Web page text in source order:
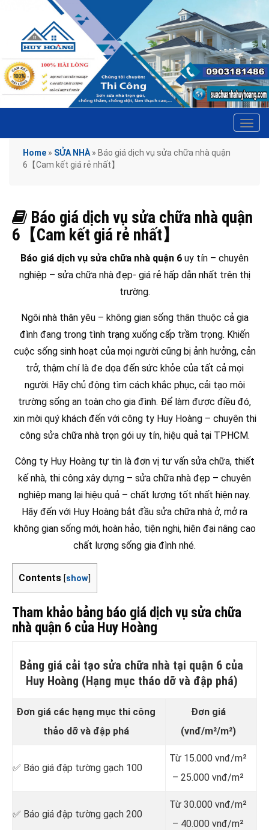
Home » SỬA NHÀ » Báo giá dịch vụ sửa chữa nhà quận
6【Cam kết giá rẻ nhất】
Báo giá dịch vụ sửa chữa nhà quận
6【Cam kết giá rẻ nhất】
Báo giá dịch vụ sửa chữa nhà quận 6 uy tín – chuyên
nghiệp – sửa chữa nhà đẹp- giá rẻ hấp dẫn nhất trên thị
trường.
Ngôi nhà thân yêu – không gian sống thân thuộc cả gia
đình đang trong tình trạng xuống cấp trầm trọng. Khiến
cuộc sống sinh hoạt của mọi người cũng bị ảnh hưởng, cản
trở, thậm chí là đe dọa đến sức khỏe của tất cả mọi
người. Hãy chủ động tìm cách khắc phục, cải tạo môi
trường sống an toàn cho gia đình. Để làm được điều đó,
xin mời quý khách đến với công ty Huy Hoàng – chuyên thi
công sửa chữa nhà trọn gói uy tín, hiệu quả tại TPHCM.
Công ty Huy Hoàng tự tin là đơn vị tư vấn sửa chữa, thiết
kế nhà, thi công xây dựng – sửa chữa nhà đẹp – chuyên
nghiệp mang lại hiệu quả – chất lượng tốt nhất hiện nay.
Hãy đến với Huy Hoàng bắt đầu sửa chữa nhà ở, mở ra
không gian sống mới, hoàn hảo, tiện nghi, hiện đại nâng cao
chất lượng sống gia đình nhé.
Contents [show]
Tham khảo bảng báo giá dịch vụ sửa chữa
nhà quận 6 của Huy Hoàng
Bảng giá cải tạo sửa chữa nhà tại quận 6 của
Huy Hoàng (Hạng mục tháo dỡ và đập phá)
Đơn giá các hạng mục thi công
thảo dỡ và đập phá
Đơn giá
(vnđ/m²/m²)
✅ Báo giá đập tường gạch 100
Từ 15.000 vnđ/m²
– 25.000 vnđ/m²
✅ Báo giá đập tường gạch 200
Từ 30.000 vnđ/m²
– 40.000 vnđ/m²